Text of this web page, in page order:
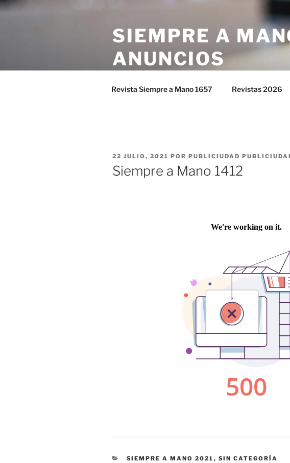
Saltar
SIEMPRE A
ANUNCIOS
Revista Siempre a Mano 1657 Revistas 2026
PUBLICADO
EL
22 JULIO, 2021 POR PUBLICIUDAD
Siempre a Mano 1412
CATEGORÍAS
SIEMPRE A MANO 2021 , SIN CATEGORÍA